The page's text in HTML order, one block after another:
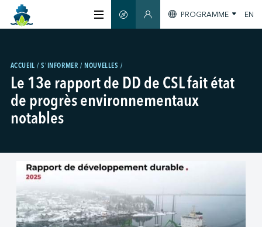
CERTIFICATION
GREENTECH
S'INFORMER
GUIDE INTELLIGENT
SECTION MEMBRES
PROGRAMME EN
ACCUEIL S'INFORMER NOUVELLES
Le 13e rapport de DD de CSL fait état
de progrès environnementaux
notables